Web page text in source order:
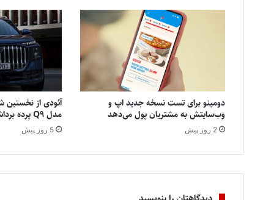
دومینو برای تست نسخه جدید اپ و
وب‌سایتش به مشتریان پول می‌دهد
2 روز پیش
آئودی از نخستین
مدل Q9 پرده برداشت
5 روز پیش